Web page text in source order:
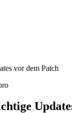
vor dem Patch